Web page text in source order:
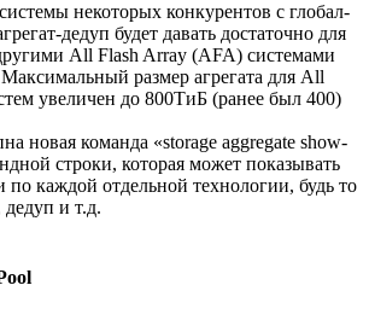
некоторых конкурентов с глобал-
дедуп будет давать достаточно для
All Flash Array (AFA) системами
размер агрегата для All
увеличен до 800ТиБ (ранее был 400)
новая команда «storage aggregate show-
строки, которая может показывать
по каждой отдельной технологии, будь то
и т.д.